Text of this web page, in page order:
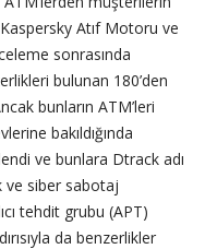
Atıf Motoru ve
sonrasında
bulunan 180’den
bunların ATM’leri
bakıldığında
ve bunlara Dtrack adı
ve siber sabotaj
tehdit grubu (APT)
da benzerlikler